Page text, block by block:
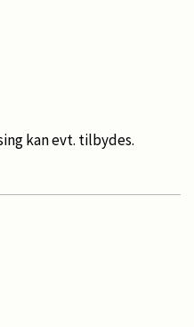
kan evt. tilbydes.